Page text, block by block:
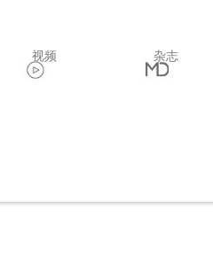
视频 杂志